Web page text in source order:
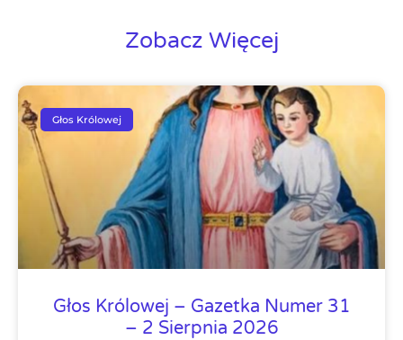
Zobacz Więcej
Głos Królowej
Głos Królowej – Gazetka Numer 31
– 2 Sierpnia 2026